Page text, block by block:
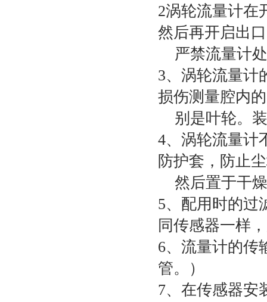
2涡轮流量计在
然后再开启出
严禁流量计处
3、涡轮流量计
损伤测量腔内
别是叶轮。装
4、涡轮流量计
防护套，防止
然后置于干
5、配用时的过
同传感器一样
6、流量计的传
管。）
7、在传感器安